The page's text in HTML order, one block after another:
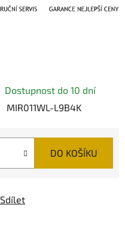
Dostupnost do 10 dní
MIR011WL-L9B4K
DO KOŠÍKU
Sdílet